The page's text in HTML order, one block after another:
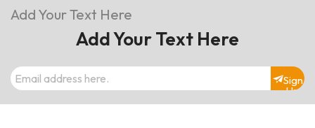
Add Your Text Here
Add Your Text Here
Sign
Up